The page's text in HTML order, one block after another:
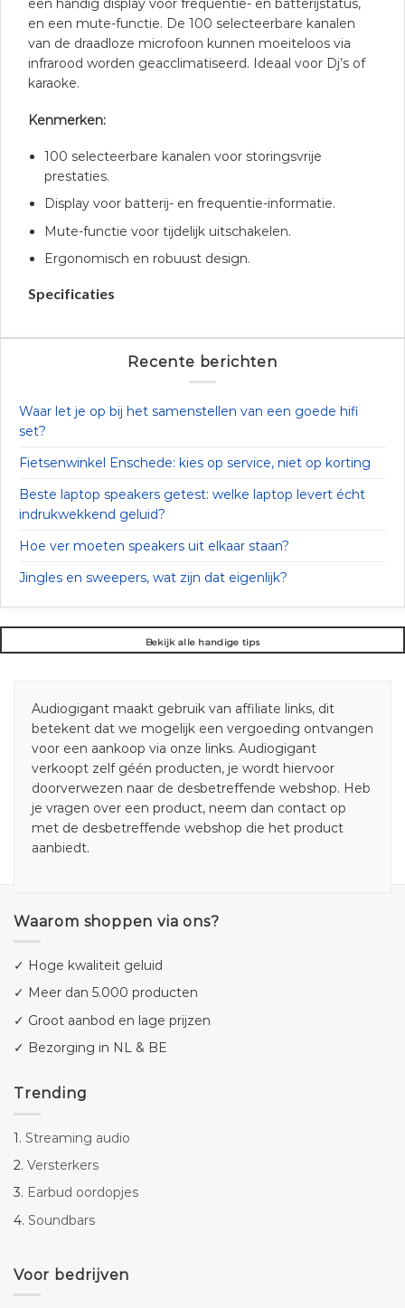
een handig display voor frequentie- en batterijstatus,
en een mute-functie. De 100 selecteerbare kanalen
van de draadloze microfoon kunnen moeiteloos via
infrarood worden geacclimatiseerd. Ideaal voor Dj’s of
karaoke.
Kenmerken:
100 selecteerbare kanalen voor storingsvrije
prestaties.
Display voor batterij- en frequentie-informatie.
Mute-functie voor tijdelijk uitschakelen.
Ergonomisch en robuust design.
Specificaties
Recente berichten
Waar let je op bij het samenstellen van een goede hifi
set?
Fietsenwinkel Enschede: kies op service, niet op korting
Beste laptop speakers getest: welke laptop levert écht
indrukwekkend geluid?
Hoe ver moeten speakers uit elkaar staan?
Jingles en sweepers, wat zijn dat eigenlijk?
Bekijk alle handige tips
Audiogigant maakt gebruik van affiliate links, dit
betekent dat we mogelijk een vergoeding ontvangen
voor een aankoop via onze links. Audiogigant
verkoopt zelf géén producten, je wordt hiervoor
doorverwezen naar de desbetreffende webshop. Heb
je vragen over een product, neem dan contact op
met de desbetreffende webshop die het product
aanbiedt.
Waarom shoppen via ons?
✓ Hoge kwaliteit geluid
✓ Meer dan 5.000 producten
✓ Groot aanbod en lage prijzen
✓ Bezorging in NL & BE
Trending
1. Streaming audio
2. Versterkers
3. Earbud oordopjes
4. Soundbars
Voor bedrijven